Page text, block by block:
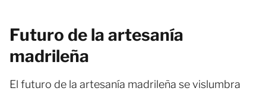
Futuro de la artesanía
madrileña
El futuro de la artesanía madrileña se vislumbra